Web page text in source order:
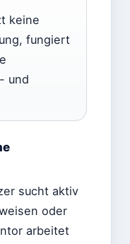
keine
fungiert
und
sucht aktiv
oder
arbeitet